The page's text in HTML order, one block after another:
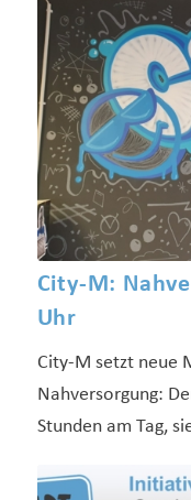
City-M:
Uhr
City-M setzt neue
Nahversorgung:
Stunden am Tag,